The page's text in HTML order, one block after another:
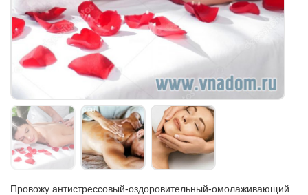
Провожу антистрессовый-оздоровительный-омолаживающий